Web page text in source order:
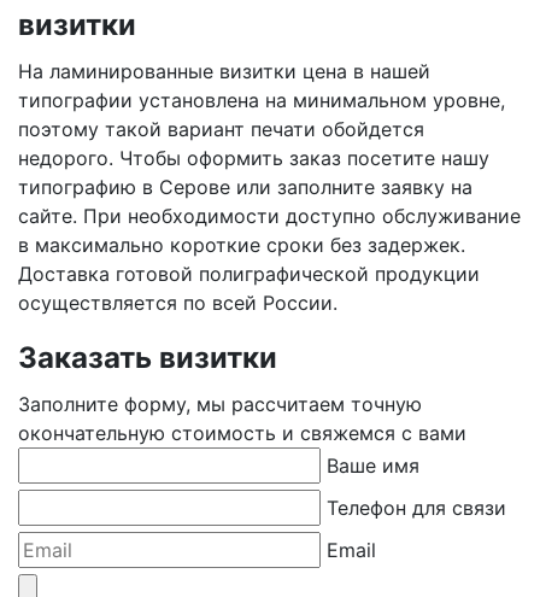
визитки
На ламинированные визитки цена в нашей
типографии установлена на минимальном уровне,
поэтому такой вариант печати обойдется
недорого. Чтобы оформить заказ посетите нашу
типографию в Серове или заполните заявку на
сайте. При необходимости доступно обслуживание
в максимально короткие сроки без задержек.
Доставка готовой полиграфической продукции
осуществляется по всей России.
Заказать визитки
Заполните форму, мы рассчитаем точную
окончательную стоимость и свяжемся с вами
Ваше имя
Телефон для связи
Email